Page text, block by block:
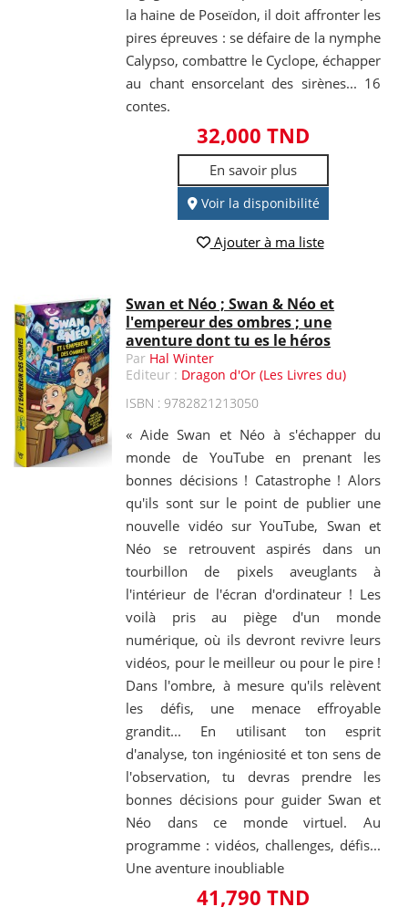
la haine de Poseïdon, il doit affronter les
pires épreuves : se défaire de la nymphe
Calypso, combattre le Cyclope, échapper
au chant ensorcelant des sirènes... 16
contes.
32,000 TND
En savoir plus
Voir la disponibilité
Ajouter à ma liste
Swan et Néo ; Swan & Néo et
l'empereur des ombres ; une
aventure dont tu es le héros
Par Hal Winter
Editeur : Dragon d'Or (Les Livres du)
ISBN : 9782821213050
« Aide Swan et Néo à s'échapper du
monde de YouTube en prenant les
bonnes décisions ! Catastrophe ! Alors
qu'ils sont sur le point de publier une
nouvelle vidéo sur YouTube, Swan et
Néo se retrouvent aspirés dans un
tourbillon de pixels aveuglants à
l'intérieur de l'écran d'ordinateur ! Les
voilà pris au piège d'un monde
numérique, où ils devront revivre leurs
vidéos, pour le meilleur ou pour le pire !
Dans l'ombre, à mesure qu'ils relèvent
les défis, une menace effroyable
grandit... En utilisant ton esprit
d'analyse, ton ingéniosité et ton sens de
l'observation, tu devras prendre les
bonnes décisions pour guider Swan et
Néo dans ce monde virtuel. Au
programme : vidéos, challenges, défis...
Une aventure inoubliable
41,790 TND